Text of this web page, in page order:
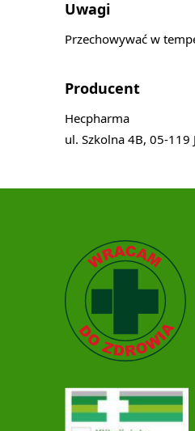
Uwagi
Przechowywać w
Producent
Hecpharma
ul. Szkolna 4B, 05-119